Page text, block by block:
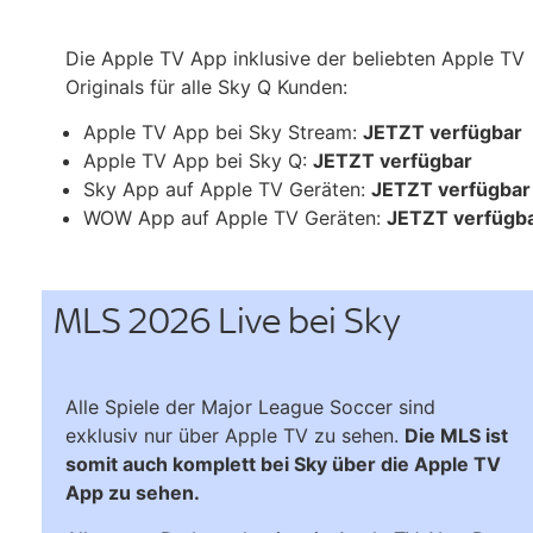
Die Apple TV App inklusive der beliebten Apple TV
Originals für alle Sky Q Kunden:
Apple TV App bei Sky Stream: JETZT verfügbar
Apple TV App bei Sky Q: JETZT verfügbar
Sky App auf Apple TV Geräten: JETZT verfügbar
WOW App auf Apple TV Geräten: JETZT
MLS 2026 Live bei Sky
Alle Spiele der Major League Soccer sind
exklusiv nur über Apple TV zu sehen. Die MLS ist
somit auch komplett bei Sky über die Apple TV
App zu sehen.